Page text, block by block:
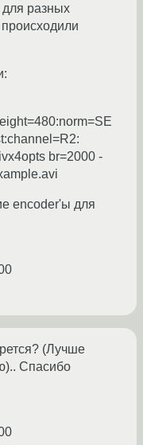
разных
br=2000 -
encoder'ы для
(Лучше
Спасибо